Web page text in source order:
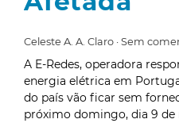
Celeste A. A. Claro Sem
A E-Redes, operadora
energia elétrica em
do país vão ficar sem
próximo domingo, dia 9 de